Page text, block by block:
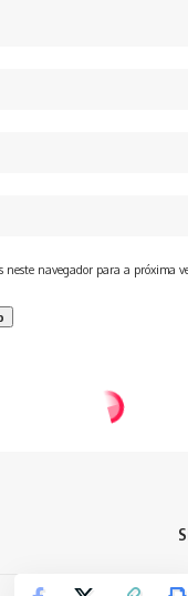
neste navegador para a próxima